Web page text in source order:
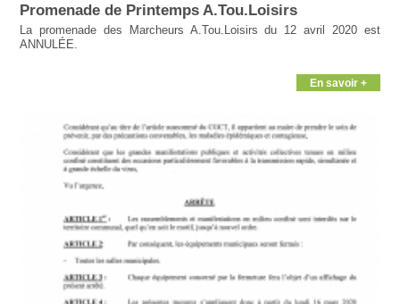
Promenade de Printemps A.Tou.Loisirs
La promenade des Marcheurs A.Tou.Loisirs du 12 avril 2020 est
ANNULÉE.
En savoir +